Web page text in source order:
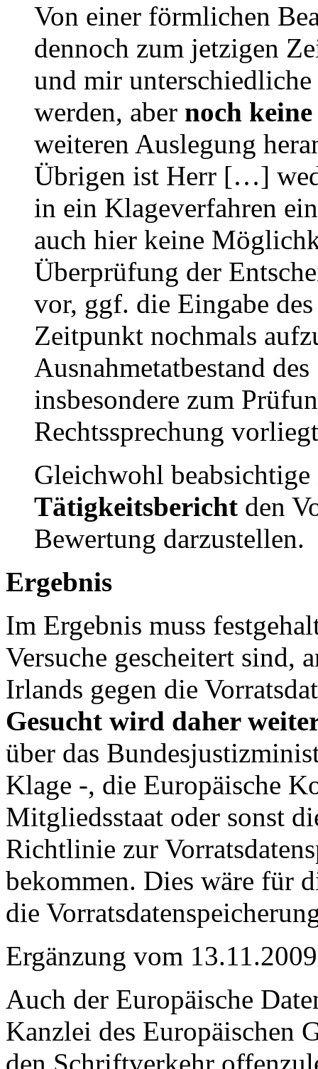
Von einer förmlichen
dennoch zum jetzigen
und mir unterschiedliche
werden, aber noch
weiteren Auslegung
Übrigen ist Herr […]
in ein Klageverfahren
auch hier keine
Überprüfung der
vor, ggf. die Eingabe
Zeitpunkt nochmals
Ausnahmetatbestand des
insbesondere zum
Rechtssprechung
Gleichwohl
Tätigkeitsbericht den
Bewertung darzustellen.
Ergebnis
Im Ergebnis muss
Versuche gescheitert sind,
Irlands gegen die
Gesucht wird daher
über das
Klage -, die Europäische
Mitgliedsstaat oder sonst
Richtlinie zur
bekommen. Dies wäre für
die
Ergänzung vom
Auch der Europäische
Kanzlei des Europäischen